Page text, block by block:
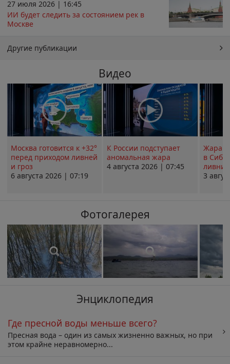
27 июля 2026 | 16:45
ИИ будет следить за состоянием рек в
Москве
Другие публикации
Видео
Москва готовится к +32°
перед приходом ливней
и гроз
6 августа 2026 | 07:19
К России подступает
аномальная жара
4 августа 2026 | 07:45
Жара в
в
ливни
3
Фотогалерея
Энциклопедия
Где пресной воды меньше всего?
Пресная вода – один из самых жизненно важных, но при
этом крайне неравномерно...